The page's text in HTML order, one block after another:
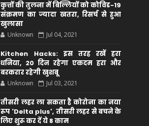
कुत्तों की तुलना में बिल्लियों को कोविड-19
संक्रमण का ज्यादा खतरा, रिसर्च से हुआ
खुलासा
Unknown Jul 04, 2021
Kitchen Hacks: इस तरह रखें हरा
धनिया, 20 दिन रहेगा एकदम हरा और
बरकरार रहेगी खुशबू
Unknown Jul 03, 2021
तीसरी लहर ला सकता है कोरोना का नया
रूप 'Delta plus', तीसरी लहर से बचने के
लिए शुरू कर दें ये 8 काम